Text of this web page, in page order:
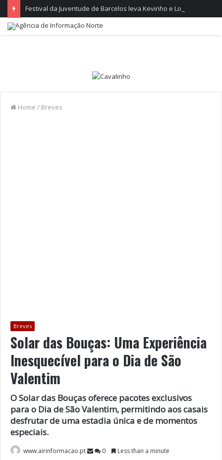
Home / Breves
Breves
Solar das Bouças: Uma Experiência
Inesquecível para o Dia de São
Valentim
O Solar das Bouças oferece pacotes exclusivos
para o Dia de São Valentim, permitindo aos casais
desfrutar de uma estadia única e de momentos
especiais.
www.airinformacao.pt 0
Less than a minute